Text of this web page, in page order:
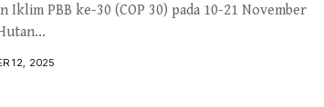
Iklim PBB ke-30 (COP 30) pada 10-21 November
12, 2025